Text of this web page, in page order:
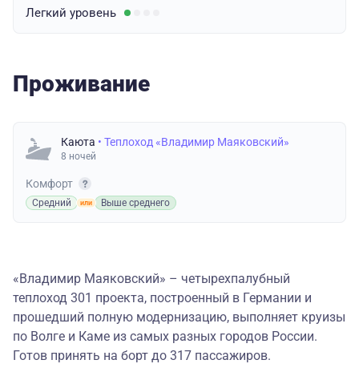
Легкий уровень
Проживание
Каюта • Теплоход «Владимир Маяковский»
8 ночей
Комфорт
Средний Выше среднего
«Владимир Маяковский» – четырехпалубный
теплоход 301 проекта, построенный в Германии и
прошедший полную модернизацию, выполняет круизы
по Волге и Каме из самых разных городов России.
Готов принять на борт до 317 пассажиров.